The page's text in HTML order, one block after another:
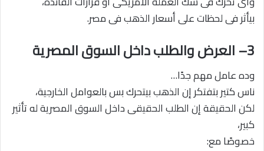
بيأثر فى لحظات على أسعار الذهب فى مصر.
3– العرض والطلب داخل السوق المصرية
وده عامل مهم جدًا…
ناس كتير بتفتكر إن الذهب بيتحرك بس بالعوامل الخارجية،
لكن الحقيقة إن الطلب الحقيقى داخل السوق المصرية له تأثير
كبير،
خصوصًا مع: